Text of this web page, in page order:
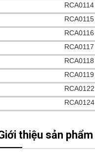
RCA0114
RCA0115
RCA0116
RCA0117
RCA0118
RCA0119
RCA0122
RCA0124
thiệu sản phẩm